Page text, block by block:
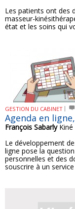
Les patients ont des
masseur-
état et les soins qui
GESTION DU CABINET
Agenda en
François SabarlyKiné
Le développement
ligne pose la
personnelles et des
souscrire à un service